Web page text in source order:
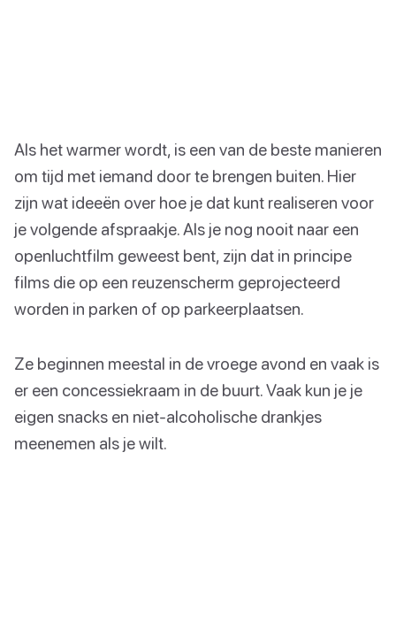
Als het warmer wordt, is een van de beste manieren
om tijd met iemand door te brengen buiten. Hier
zijn wat ideeën over hoe je dat kunt realiseren voor
je volgende afspraakje. Als je nog nooit naar een
openluchtfilm geweest bent, zijn dat in principe
films die op een reuzenscherm geprojecteerd
worden in parken of op parkeerplaatsen.
Ze beginnen meestal in de vroege avond en vaak is
er een concessiekraam in de buurt. Vaak kun je je
eigen snacks en niet-alcoholische drankjes
meenemen als je wilt.